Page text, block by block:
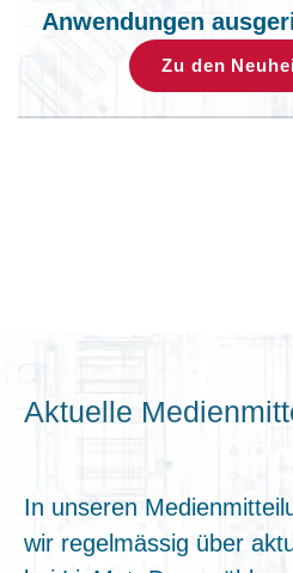
Anwendungen
Zu den
Aktuelle
In unseren
wir regelmässig über